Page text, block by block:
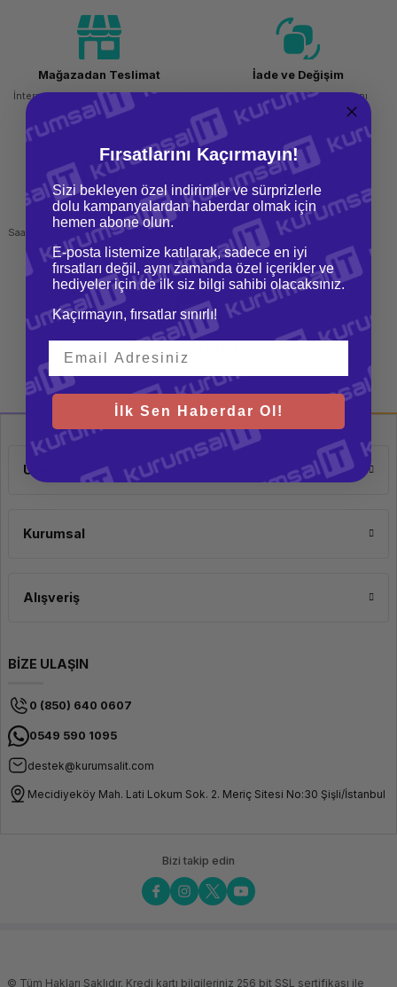
Mağazadan Teslimat
İnternetten sipariş et ve mağazadan
teslim al
İade ve Değişim
Kolay iade ve değişim imkanı
Hızlı Gönderi
Saat 15.00'a kadar yapılan siparişlerde
aynı gün kargo imkanı
Güvenli Alışveriş
256 bit SSL sertifikası
imkanı
Üyelik
Kurumsal
Alışveriş
BİZE ULAŞIN
0 (850) 640 0607
0549 590 1095
destek@kurumsalit.com
Mecidiyeköy Mah. Lati Lokum Sok. 2. Meriç Sitesi No:30 Şişli/İstanbul
Bizi takip edin
© Tüm Hakları Saklıdır. Kredi kartı bilgileriniz 256 bit SSL sertifikası ile
Fırsatlarını Kaçırmayın!
Sizi bekleyen özel indirimler ve sürprizlerle
dolu kampanyalardan haberdar olmak için
hemen abone olun.
E-posta listemize katılarak, sadece en iyi
fırsatları değil, aynı zamanda özel içerikler ve
hediyeler için de ilk siz bilgi sahibi olacaksınız.
Kaçırmayın, fırsatlar sınırlı!
İlk Sen Haberdar Ol!